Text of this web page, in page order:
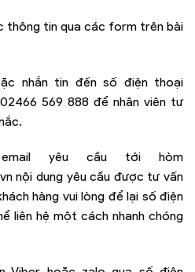
thông tin qua các form trên bài
nhắn tin đến số điện thoại
569 888 để nhân viên tư
yêu cầu tới hòm
nội dung yêu cầu được tư vấn
hàng vui lòng để lại số điện
liên hệ một cách nhanh chóng